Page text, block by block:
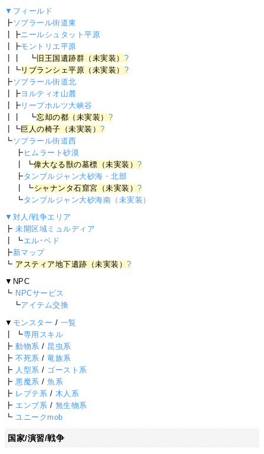
▼フィールド
┣ ソプラール街道東
┃┣ニールシュタット平原
┃┣モントリエ平原
┃┃ ┗ 旧王国遺跡群（未実装） ?
┃┗ リブランシェ平原（未実装） ?
┣ ソプラール街道北
┃┣ヨルティオ山麓
┃┣ リープホルツ大峡谷
┃┃ ┗忘却の都（未実装） ?
┃┗巨人の椅子（未実装）?
┗ ソプラール街道西
┣ ヒムラート砂漠
┃ ┗偉大なる獣の墓標（未実装）?
┣ タンブルジャン大砂海・北部
┃ ┗シャナンタ石窟宮（未実装）?
┗ タンブルジャン大砂海南（未実装）
▼対人/戦争エリア
┣未開区域ミュルディア
┃ ┗エル･ベド
┣新マップ
┗ アスティア地下遺跡（未実装）?
▼NPC
┗ NPCサービス
┗アイテム交換
▼ モンスター / 一覧
┃ ┗専用スキル
┣動物系 / 昆虫系
┣不死系 /竜族系
┣ 人型系 / ゴースト系
┣ 悪魔系 /魚系
┣ レプテ系 / 木人系
┣ エンブ系 / 無生物系
┗ ユニークmob
国家/演習/戦争